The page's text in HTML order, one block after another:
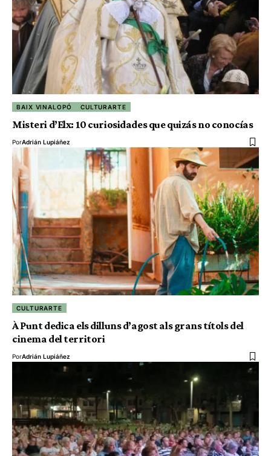
BAIX VINALOPÓ CULTURARTE
Misteri d’Elx: 10 curiosidades que quizás no conocías
PorAdrián Lupiáñez
CULTURARTE
À Punt dedica els dilluns d’agost als grans títols del
cinema del territori
PorAdrián Lupiáñez